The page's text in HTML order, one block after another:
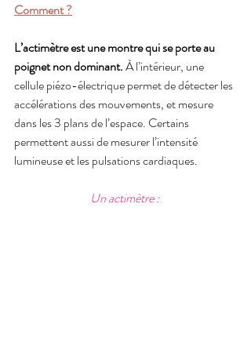
Comment ?
L’actimètre est une montre qui se porte au
poignet non dominant. À l’intérieur, une
cellule piézo-électrique permet de détecter les
accélérations des mouvements, et mesure
dans les 3 plans de l’espace. Certains
permettent aussi de mesurer l’intensité
lumineuse et les pulsations cardiaques.
Un actimètre :